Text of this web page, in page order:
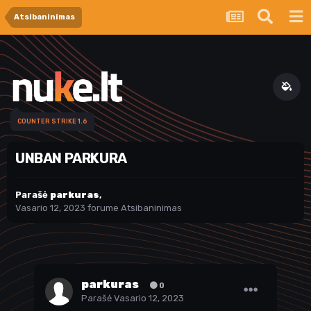
Atsibaninimas
COUNTER STRIKE 1.6
UNBAN PARKURA
Parašė parkuras,
Vasario 12, 2023 forume Atsibaninimas
parkuras 0
Parašė Vasario 12, 2023